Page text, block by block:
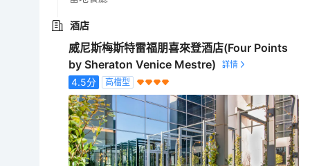
酒店
威尼斯梅斯特雷福朋喜來登酒店(Four Points
by Sheraton Venice Mestre)
4.5分 高檔型